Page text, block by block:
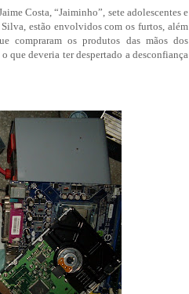
Costa, “Jaiminho”, sete adolescentes e
estão envolvidos com os furtos, além
compraram os produtos das mãos dos
que deveria ter despertado a desconfiança